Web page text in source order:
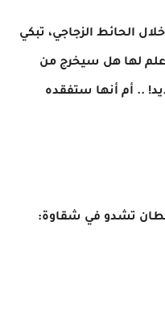
الحائط الزجاجي، تبكي
لها هل سيخرج من
.. أم أنها ستفقده
تشدو في شقاوة: